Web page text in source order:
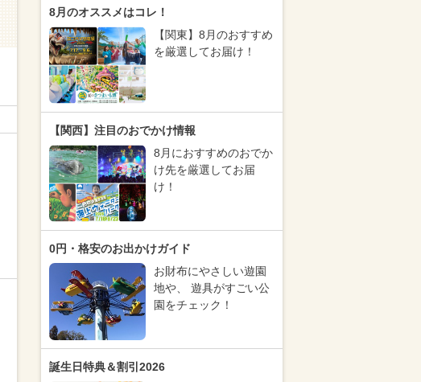
8月のオススメはコレ！
【関東】8月のおすすめ
を厳選してお届け！
【関西】注目のおでかけ情報
8月におすすめのおでか
け先を厳選してお届
け！
0円・格安のお出かけガイド
お財布にやさしい遊園
地や、 遊具がすごい公
園をチェック！
誕生日特典＆割引2026